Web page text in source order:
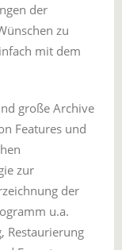
der
zu
mit dem
große Archive
Features und
zur
der
u.a.
Restaurierung